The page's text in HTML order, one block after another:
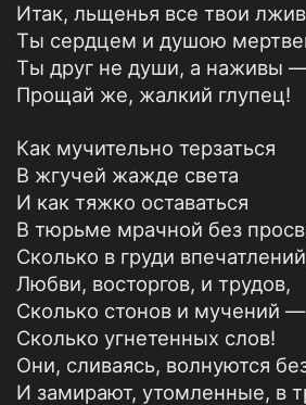
Итак, льщенья все твои
Ты сердцем и душою
Ты друг не души, а наживы
Прощай же, жалкий глупец!
Как мучительно терзаться
В жгучей жажде света
И как тяжко оставаться
В тюрьме мрачной без
Сколько в груди
Любви, восторгов, и трудов,
Сколько стонов и мучений —
Сколько угнетенных слов!
Они, сливаясь, волнуются
И замирают, утомленные, в